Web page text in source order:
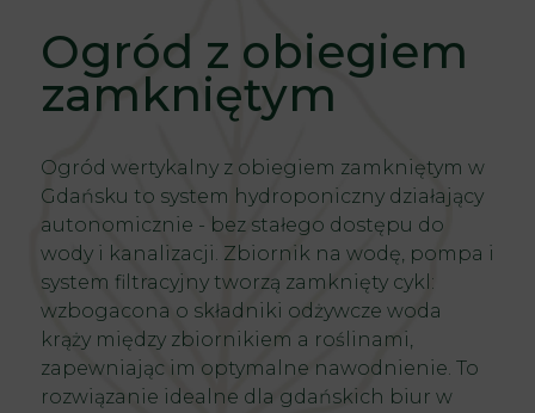
Ogród z obiegiem
zamkniętym
Ogród wertykalny z obiegiem zamkniętym w
Gdańsku to system hydroponiczny działający
autonomicznie - bez stałego dostępu do
wody i kanalizacji. Zbiornik na wodę, pompa i
system filtracyjny tworzą zamknięty cykl:
wzbogacona o składniki odżywcze woda
krąży między zbiornikiem a roślinami,
zapewniając im optymalne nawodnienie. To
rozwiązanie idealne dla gdańskich biur w